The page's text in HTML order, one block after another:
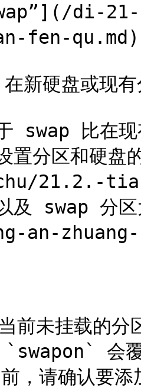
di-
fen-qu.md)
硬盘或现有
swap 比在
置分区和
21.2.-
及 swap 分
an-
前未挂载的分
会
，请确认要